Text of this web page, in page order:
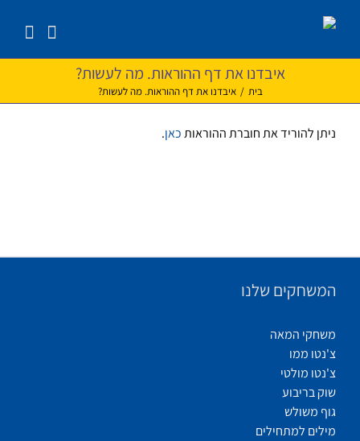
לתוכן
איבדנו את דף ההוראות. מה לעשות?
בית / איבדנו את דף ההוראות. מה לעשות?
ניתן להוריד את חוברת ההוראותכאן.
המשחקים שלנו
משחקי המאה
צ'נטו ממו
צ'נטו מולטי
שוק בריבוע
גוף משולש
מילים למתחילים